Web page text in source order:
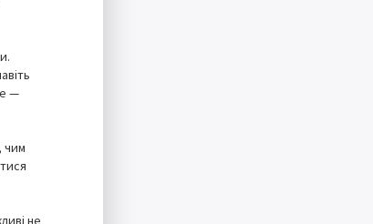
—
чим
не